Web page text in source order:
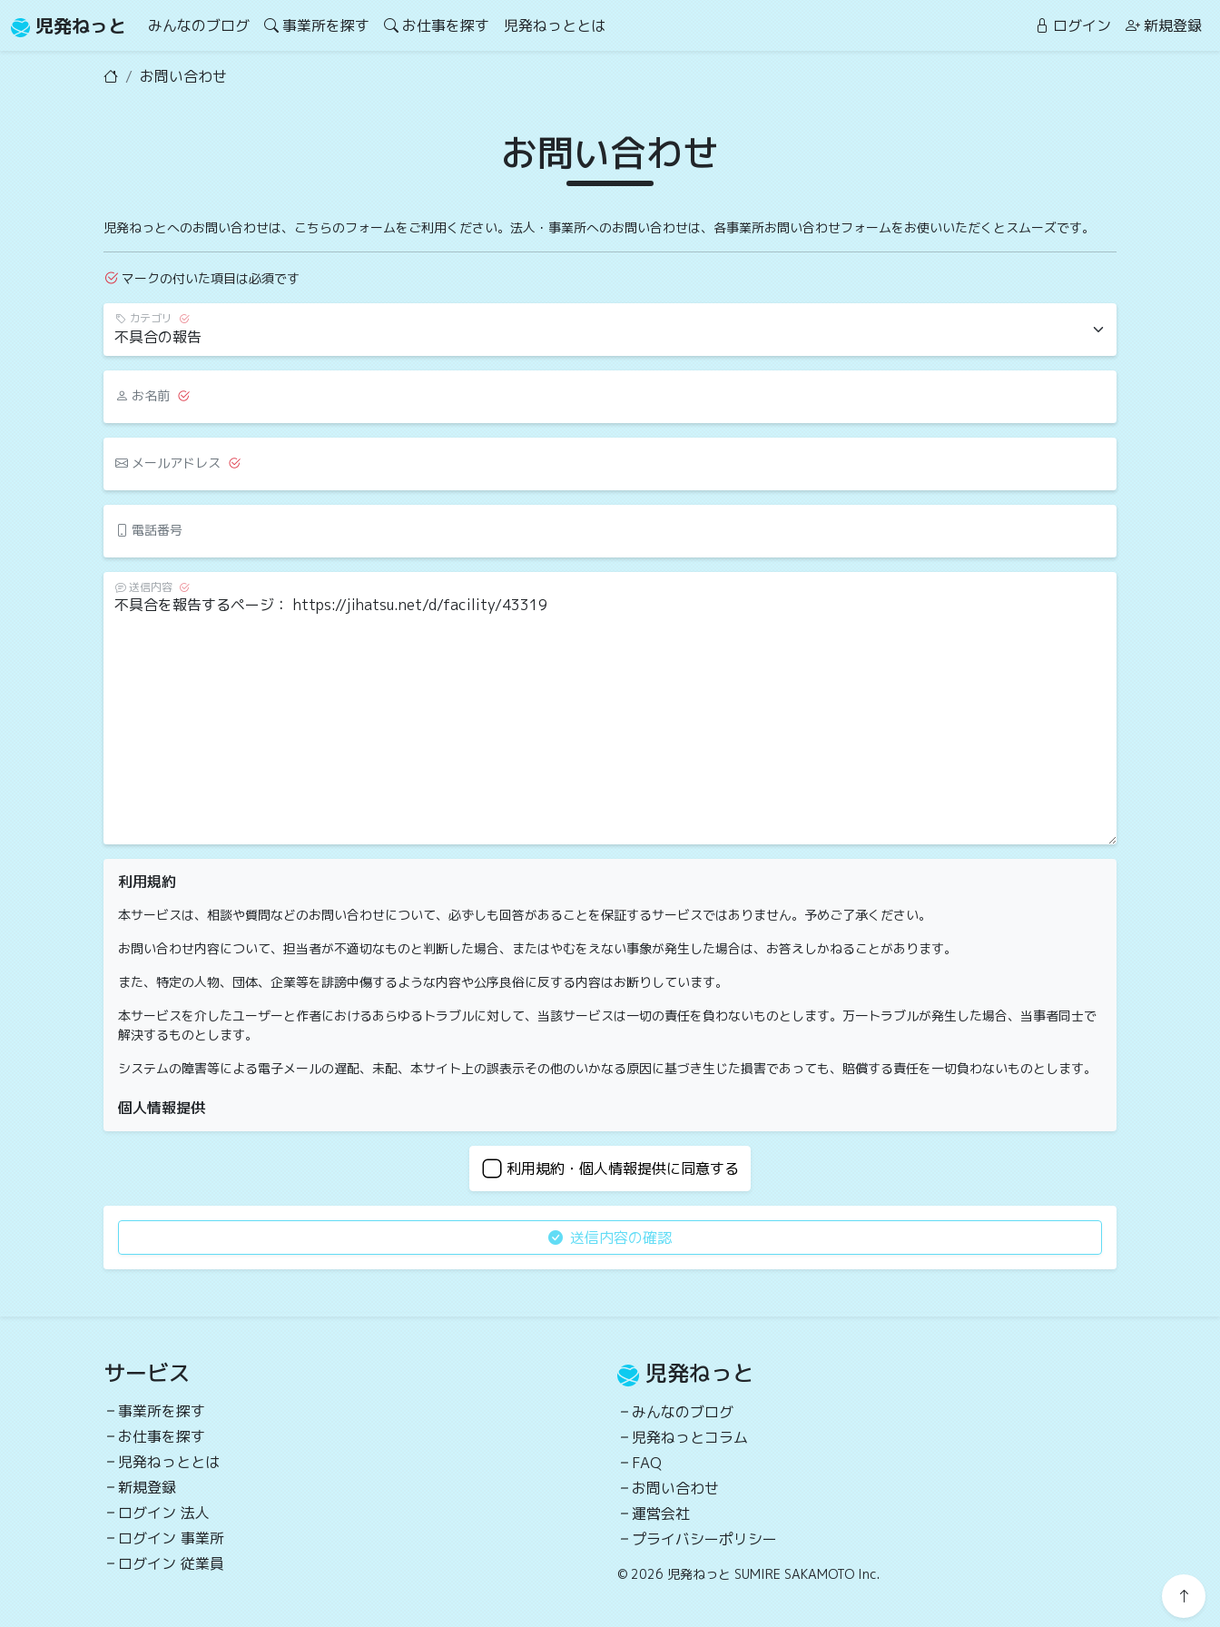
児発ねっと みんなのブログ 事業所を探す お仕事を探す 児発ねっととは ログイン 新規登録
お問い合わせ
お問い合わせ
児発ねっとへのお問い合わせは、こちらのフォームをご利用ください。法人・事業所へのお問い合わせは、各事業所お問い合わせフォームをお使いいただくとスムーズです。
マークの付いた項目は必須です
カテゴリ
お名前
メールアドレス
電話番号
送信内容
利用規約
本サービスは、相談や質問などのお問い合わせについて、必ずしも回答があることを保証するサービスではありません。予めご了承ください。
お問い合わせ内容について、担当者が不適切なものと判断した場合、またはやむをえない事象が発生した場合は、お答えしかねることがあります。
また、特定の人物、団体、企業等を誹謗中傷するような内容や公序良俗に反する内容はお断りしています。
本サービスを介したユーザーと作者におけるあらゆるトラブルに対して、当該サービスは一切の責任を負わないものとします。万一トラブルが発生した場合、当事者同士で
解決するものとします。
システムの障害等による電子メールの遅配、未配、本サイト上の誤表示その他のいかなる原因に基づき生じた損害であっても、賠償する責任を一切負わないものとします。
個人情報提供
ご入力いただいた個人情報は、児発ねっとで保有し、第三者に提供することはありません。
児発ねっとの個人情報の取扱いにつきましては、 プライバシーポリシー をご参考ください。
以上
利用規約・個人情報提供に同意する
送信内容の確認
サービス
事業所を探す
お仕事を探す
児発ねっととは
新規登録
ログイン 法人
ログイン 事業所
ログイン 従業員
児発ねっと
みんなのブログ
児発ねっとコラム
FAQ
お問い合わせ
運営会社
プライバシーポリシー
© 2026 児発ねっと SUMIRE SAKAMOTO Inc.